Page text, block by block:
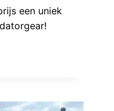
een uniek